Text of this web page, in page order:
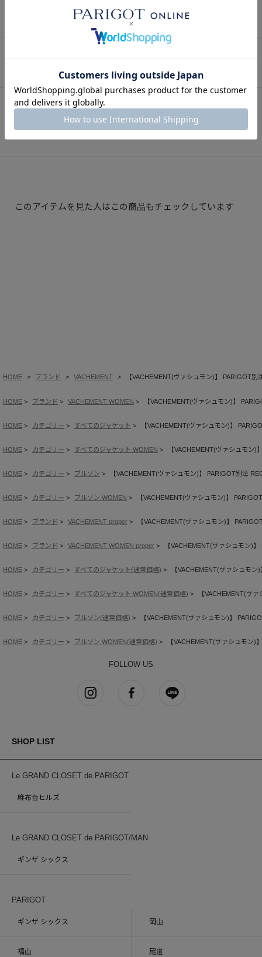
Instagram
このアイテムを見た人はこの商品もチェックしています
HOME ブランド VACHEMENT 【VACHEMENT(ヴァシュモン)】 PARIGOT
HOME ブランド VACHEMENT WOMEN 【VACHEMENT(ヴァシュモン)】
HOME カテゴリー すべてのジャケット 【VACHEMENT(ヴァシュモン)】
HOME カテゴリー すべてのジャケット WOMEN 【VACHEMENT(ヴァシュモン)
HOME カテゴリー ブルゾン 【VACHEMENT(ヴァシュモン)】 PARIGOT別注
HOME カテゴリー ブルゾン WOMEN 【VACHEMENT(ヴァシュモン)】
HOME ブランド VACHEMENT proper 【VACHEMENT(ヴァシュモン)】
HOME ブランド VACHEMENT WOMEN proper 【VACHEMENT(ヴァシュモン)
HOME カテゴリー すべてのジャケット(通常価格) 【VACHEMENT(ヴァシュモ
HOME カテゴリー すべてのジャケット WOMEN(通常価格) 【VACHEMENT(ヴ
HOME カテゴリー ブルゾン(通常価格) 【VACHEMENT(ヴァシュモン)】
HOME カテゴリー ブルゾン WOMEN(通常価格) 【VACHEMENT(ヴァシュモン)
FOLLOW US
SHOP LIST
Le GRAND CLOSET de PARIGOT
麻布台ヒルズ
Le GRAND CLOSET de PARIGOT/MAN
ギンザ シックス
PARIGOT
ギンザ シックス 岡山
福山 尾道